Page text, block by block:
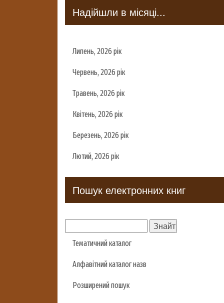
Надійшли в місяці...
Липень, 2026 рік
Червень, 2026 рік
Травень, 2026 рік
Квітень, 2026 рік
Березень, 2026 рік
Лютий, 2026 рік
Пошук електронних книг
Тематичний каталог
Алфавітний каталог назв
Розширений пошук